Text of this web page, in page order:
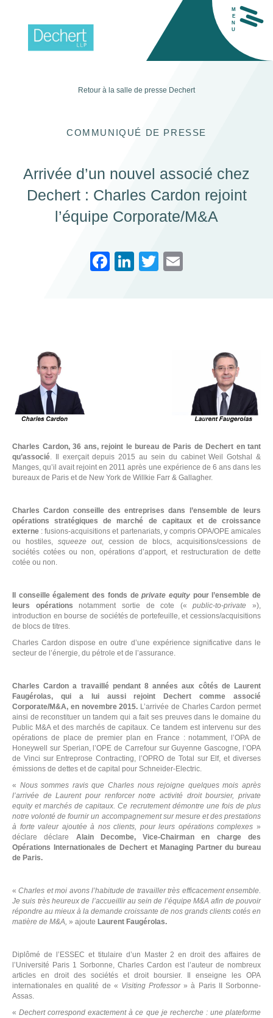
M
E
N
U
Retour à la salle de presse Dechert
COMMUNIQUÉ DE PRESSE
Arrivée d’un nouvel associé chez
Dechert : Charles Cardon rejoint
l’équipe Corporate/M&A
F
Li
T
Charles Cardon, 36 ans, rejoint le bureau de Paris de Dechert en tant
qu’associé. Il exerçait depuis 2015 au sein du cabinet Weil Gotshal &
Manges, qu’il avait rejoint en 2011 après une expérience de 6 ans dans les
bureaux de Paris et de New York de Willkie Farr & Gallagher.
Charles Cardon conseille des entreprises dans l’ensemble de leurs
opérations stratégiques de marché de capitaux et de croissance
externe : fusions-acquisitions et partenariats, y compris OPA/OPE amicales
ou hostiles, squeeze out, cession de blocs, acquisitions/cessions de
sociétés cotées ou non, opérations d’apport, et restructuration de dette
cotée ou non.
Il conseille également des fonds deprivate equity pour l’ensemble de
leurs opérationsnotamment sortie de cote («public-to-private »),
introduction en bourse de sociétés de portefeuille, et cessions/acquisitions
de blocs de titres.
Charles Cardon dispose en outre d’une expérience significative dans le
secteur de l’énergie, du pétrole et de l’assurance.
Charles Cardon a travaillé pendant 8 années aux côtés de Laurent
Faugérolas, qui a lui aussi rejoint Dechert comme associé
Corporate/M&A, en novembre 2015. L’arrivée de Charles Cardon permet
ainsi de reconstituer un tandem qui a fait ses preuves dans le domaine du
Public M&A et des marchés de capitaux. Ce tandem est intervenu sur des
opérations de place de premier plan en France : notamment, l’OPA de
Honeywell sur Sperian, l’OPE de Carrefour sur Guyenne Gascogne, l’OPA
de Vinci sur Entreprose Contracting, l’OPRO de Total sur Elf, et diverses
émissions de dettes et de capital pour Schneider-Electric.
« Nous sommes ravis que Charles nous rejoigne quelques mois après
l’arrivée de Laurent pour renforcer notre activité droit boursier, private
equity et marchés de capitaux. Ce recrutement démontre une fois de plus
notre volonté de fournir un accompagnement sur mesure et des prestations
à forte valeur ajoutée à nos clients, pour leurs opérations complexes »
déclare déclare Alain Decombe, Vice-Chairman en charge des
Opérations Internationales de Dechert et Managing Partner du bureau
de Paris.
«Charles et moi avons l’habitude de travailler très efficacement ensemble.
Je suis très heureux de l’accueillir au sein de l’équipe M&A afin de pouvoir
répondre au mieux à la demande croissante de nos grands clients cotés en
matière de M&A, » ajoute Laurent Faugérolas.
Diplômé de l’ESSEC et titulaire d’un Master 2 en droit des affaires de
l’Université Paris 1 Sorbonne, Charles Cardon est l’auteur de nombreux
articles en droit des sociétés et droit boursier. Il enseigne les OPA
internationales en qualité de « Visiting Professor» à Paris II Sorbonne-
Assas.
«Dechert correspond exactement à ce que je recherche : une plateforme